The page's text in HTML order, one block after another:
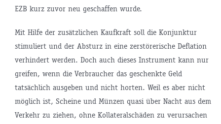
EZB kurz zuvor neu geschaffen wurde.
Mit Hilfe der zusätzlichen Kaufkraft soll die Konjunktur
stimuliert und der Absturz in eine zerstörerische Deflation
verhindert werden. Doch auch dieses Instrument kann nur
greifen, wenn die Verbraucher das geschenkte Geld
tatsächlich ausgeben und nicht horten. Weil es aber nicht
möglich ist, Scheine und Münzen quasi über Nacht aus dem
Verkehr zu ziehen, ohne Kollateralschäden zu verursachen